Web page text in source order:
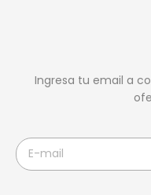
Ingresa tu email a